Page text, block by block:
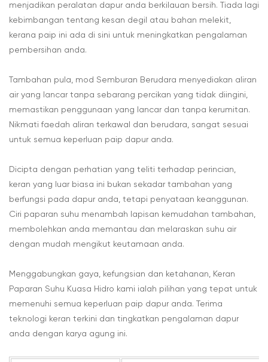
menjadikan peralatan dapur anda berkilauan bersih. Tiada lagi
kebimbangan tentang kesan degil atau bahan melekit,
kerana paip ini ada di sini untuk meningkatkan pengalaman
pembersihan anda.
Tambahan pula, mod Semburan Berudara menyediakan aliran
air yang lancar tanpa sebarang percikan yang tidak diingini,
memastikan penggunaan yang lancar dan tanpa kerumitan.
Nikmati faedah aliran terkawal dan berudara, sangat sesuai
untuk semua keperluan paip dapur anda.
Dicipta dengan perhatian yang teliti terhadap perincian,
keran yang luar biasa ini bukan sekadar tambahan yang
berfungsi pada dapur anda, tetapi penyataan keanggunan.
Ciri paparan suhu menambah lapisan kemudahan tambahan,
membolehkan anda memantau dan melaraskan suhu air
dengan mudah mengikut keutamaan anda.
Menggabungkan gaya, kefungsian dan ketahanan, Keran
Paparan Suhu Kuasa Hidro kami ialah pilihan yang tepat untuk
memenuhi semua keperluan paip dapur anda. Terima
teknologi keran terkini dan tingkatkan pengalaman dapur
anda dengan karya agung ini.